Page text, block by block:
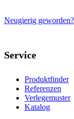
Neugierig
Service
Produktfinder
Referenzen
Verlegemuster
Katalog